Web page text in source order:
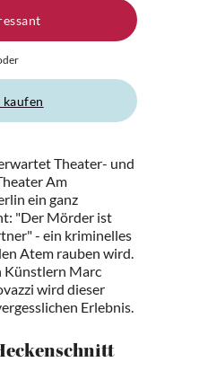
kaufen
Theater- und
Am
ein ganz
"Der Mörder ist
- ein kriminelles
Atem rauben wird.
Marc
wird dieser
Erlebnis.